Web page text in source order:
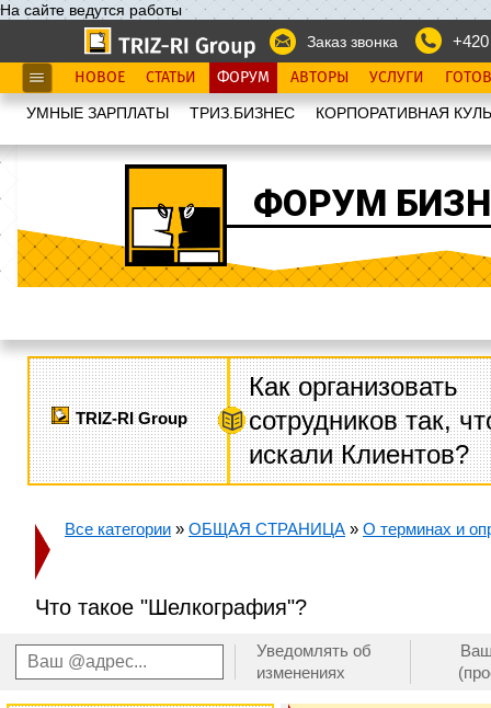
На сайте ведутся работы
Заказ звонка
НОВОЕ СТАТЬИ ФОРУМ АВТОРЫ УСЛУГИ
УМНЫЕ ЗАРПЛАТЫ ТРИЗ.БИЗНЕС КОРПОРАТИВНАЯ
ФОРУМ
TRIZ-RI Group
Как организовать
сотрудников так,
искали Клиентов?
Все категории » ОБЩАЯ СТРАНИЦА » О терминах и
Что такое "Шелкография"?
Уведомлять об
изменениях